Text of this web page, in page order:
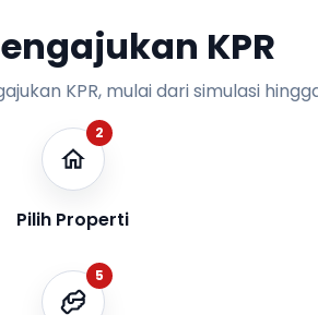
KPR
KPR, mulai dari simulasi
2
Pilih Properti
5